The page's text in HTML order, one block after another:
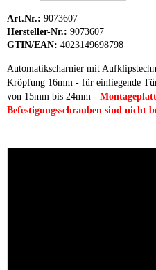
Art.Nr.: 9073607
Hersteller-Nr.: 9073607
GTIN/EAN: 4023149698798
Automatikscharnier mit
Kröpfung 16mm - für einliegende
von 15mm bis 24mm -
Befestigungsschrauben sind nicht